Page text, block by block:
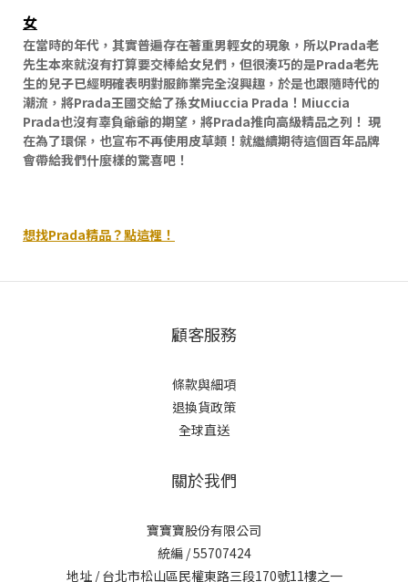
女
在當時的年代，其實普遍存在著重男輕女的現象，所以Prada老
先生本來就沒有打算要交棒給女兒們，但很湊巧的是Prada老先
生的兒子已經明確表明對服飾業完全沒興趣，於是也跟隨時代的
潮流，將Prada王國交給了孫女Miuccia Prada！Miuccia
Prada也沒有辜負爺爺的期望，將Prada推向高級精品之列！ 現
在為了環保，也宣布不再使用皮草類！就繼續期待這個百年品牌
會帶給我們什麼樣的驚喜吧！
想找Prada精品？點這裡！
顧客服務
條款與細項
退換貨政策
全球直送
關於我們
寶寶寶股份有限公司
統編 / 55707424
地址 / 台北市松山區民權東路三段170號11樓之一